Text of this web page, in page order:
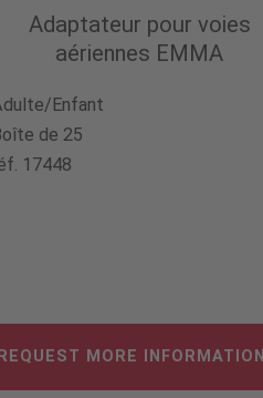
Adaptateur pour voies
aériennes EMMA
Enfant
de 25
17448
REQUEST MORE INFORMATION